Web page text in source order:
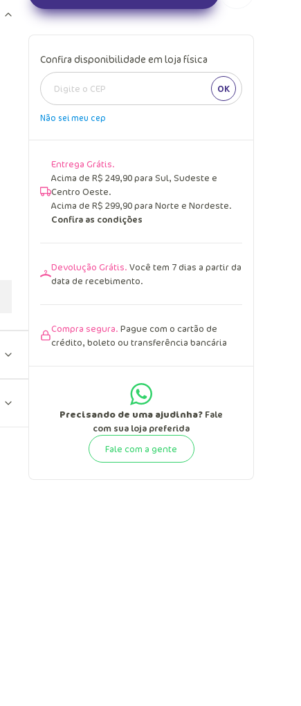
Confira disponibilidade em loja física
OK
Não sei meu cep
Entrega Grátis.
Acima de R$ 249,90 para Sul, Sudeste e
Centro Oeste.
Acima de R$ 299,90 para Norte e Nordeste.
Confira as condições
Devolução Grátis. Você tem 7 dias a partir da
data de recebimento.
Compra segura. Pague com o cartão de
crédito, boleto ou transferência bancária
Precisando de uma ajudinha? Fale
com sua loja preferida
Fale com a gente